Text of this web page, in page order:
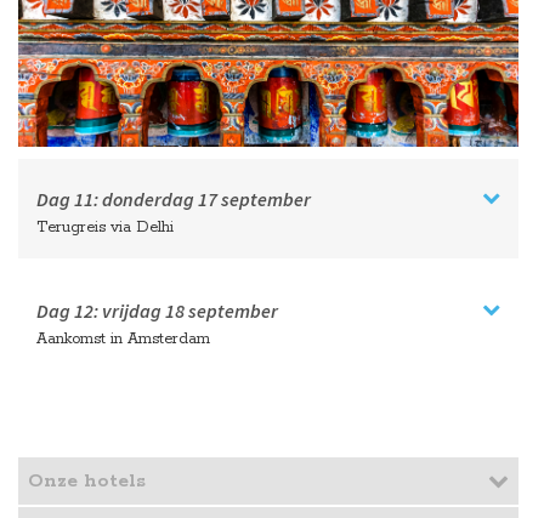
Dag 11:donderdag 17 september
Terugreis via Delhi
Dag 12: vrijdag 18 september
Aankomst in Amsterdam
Onze hotels